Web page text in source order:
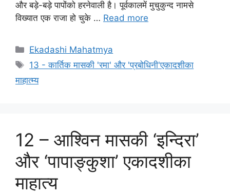
और बड़े-बड़े पापोंको हरनेवाली है। पूर्वकालमें मुचुकुन्द नामसे
विख्यात एक राजा हो चुके … Read more
Categories
Ekadashi Mahatmya
Tags
13 - कार्तिक मासकी 'रमा' और 'प्रबोधिनी'एकादशीका
माहात्म्य
12 – आश्विन मासकी ‘इन्दिरा’
और ‘पापाङ्कुशा’ एकादशीका
माहात्य